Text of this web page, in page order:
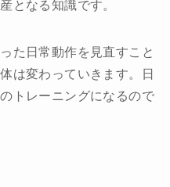
となる知識です。
た日常動作を見直すこと
は変わっていきます。日
トレーニングになるので